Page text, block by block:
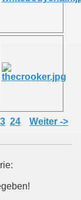
24 Weiter ->